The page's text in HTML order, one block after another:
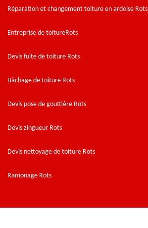
Réparation et changement toiture en ardoise Rots
Entreprise de toitureRots
Devis fuite de toiture Rots
Bâchage de toiture Rots
Devis pose de gouttière Rots
Devis zingueur Rots
Devis nettoyage de toiture Rots
Ramonage Rots